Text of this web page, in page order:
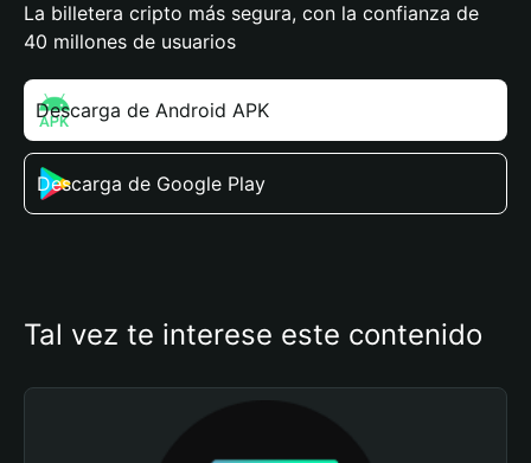
La billetera cripto más segura, con la confianza de
40 millones de usuarios
Descarga de Android APK
Descarga de Google Play
Tal vez te interese este contenido